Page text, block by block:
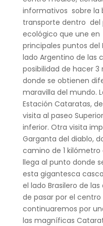
informativos sobre la
transporte dentro del
ecológico que une en
principales puntos del
lado Argentino de las
posibilidad de hacer
donde se obtienen
maravilla del mundo.
Estación Cataratas,
visita al paseo
inferior. Otra visita
Garganta del diablo,
camino de 1 kilómetro
llega al punto donde
esta gigantesca
el lado Brasilero de
de pasar por el
continuaremos por
las magníficas